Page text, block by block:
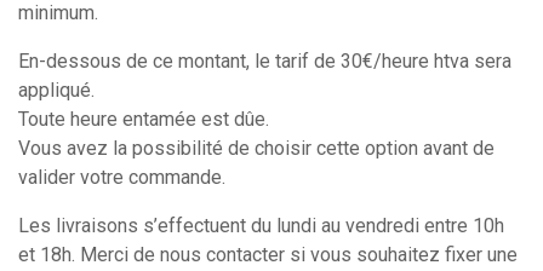
minimum.
En-dessous de ce montant, le tarif de 30€/heure htva sera
appliqué.
Toute heure entamée est dûe.
Vous avez la possibilité de choisir cette option avant de
valider votre commande.
Les livraisons s’effectuent du lundi au vendredi entre 10h
et 18h. Merci de nous contacter si vous souhaitez fixer une